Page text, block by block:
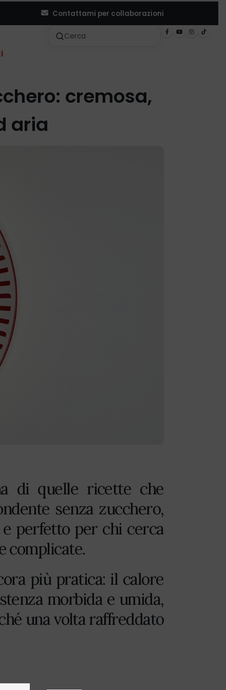
Contattami per collaborazioni
cremosa,
aria
di quelle ricette che
senza zucchero,
perfetto per chi cerca
complicate.
più pratica: il calore
morbida e umida,
una volta raffreddato